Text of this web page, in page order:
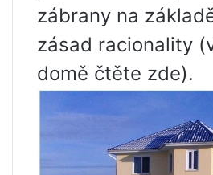
zábrany na
zásad racionality
domě čtěte zde).